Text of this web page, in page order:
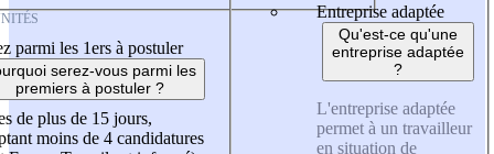
parmi les 1ers à postuler
serez-vous parmi les
premiers à postuler ?
de plus de 15 jours,
moins de 4 candidatures
Entreprise adaptée
Qu'est-ce qu'une
entreprise adaptée
?
L'entreprise adaptée
permet à un travailleur
en situation de